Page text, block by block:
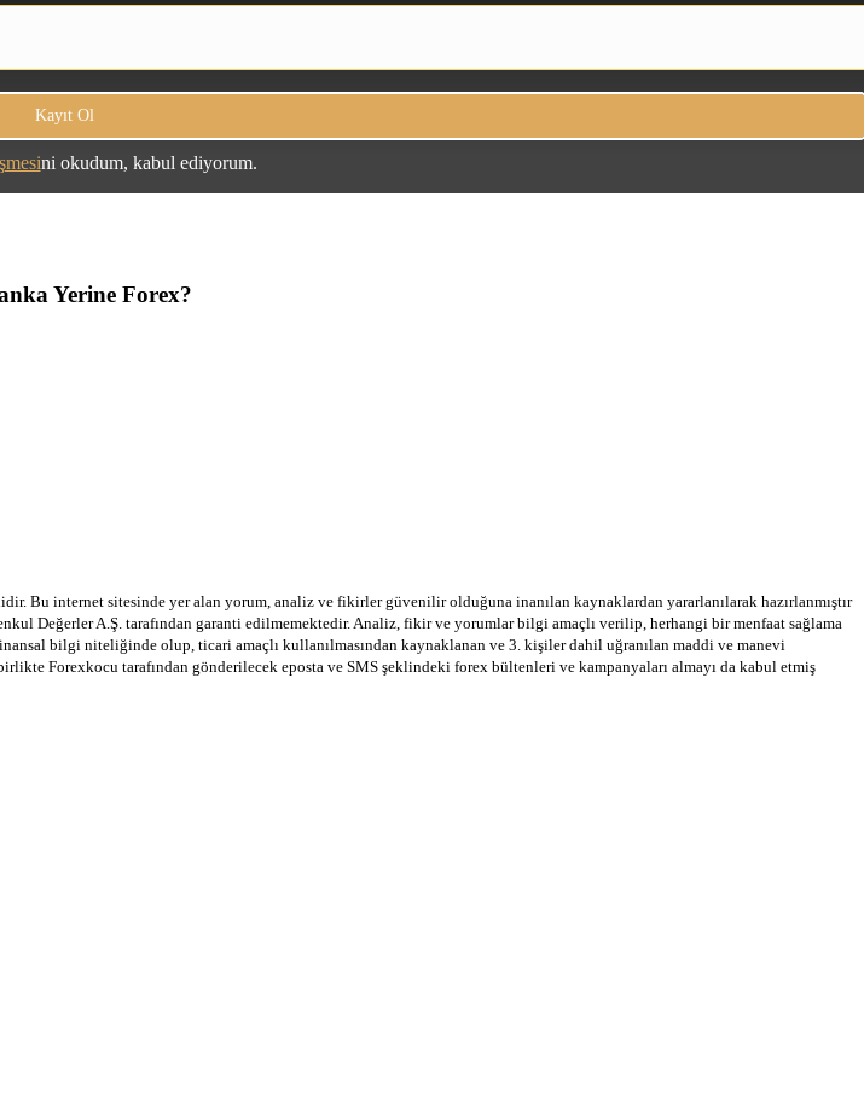
ni okudum, kabul ediyorum.
Yerine Forex?
Bu internet sitesinde yer alan yorum, analiz ve fikirler güvenilir olduğuna inanılan kaynaklardan yararlanılarak hazırlanmıştır
Değerler A.Ş. tarafından garanti edilmemektedir. Analiz, fikir ve yorumlar bilgi amaçlı verilip, herhangi bir menfaat sağlama
bilgi niteliğinde olup, ticari amaçlı kullanılmasından kaynaklanan ve 3. kişiler dahil uğranılan maddi ve manevi
Forexkocu tarafından gönderilecek eposta ve SMS şeklindeki forex bültenleri ve kampanyaları almayı da kabul etmiş